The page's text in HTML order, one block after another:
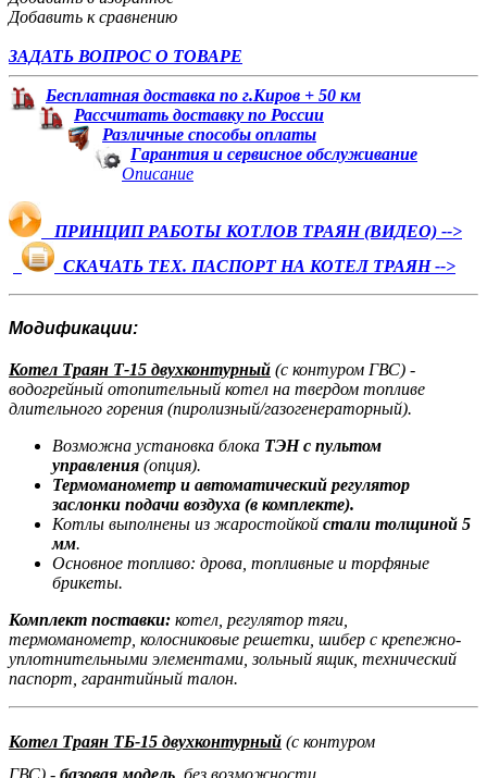
Добавить к сравнению
ЗАДАТЬ ВОПРОС О ТОВАРЕ
Бесплатная доставка по г.Киров + 50 км
Рассчитать доставку по России
Различные способы оплаты
Гарантия и сервисное обслуживание
Описание
ПРИНЦИП РАБОТЫ КОТЛОВ ТРАЯН (ВИДЕО) -->
СКАЧАТЬ ТЕХ. ПАСПОРТ НА КОТЕЛ ТРАЯН -->
Модификации:
Котел Траян Т-15 двухконтурный (с контуром ГВС) -
водогрейный отопительный котел на твердом топливе
длительного горения (пиролизный/газогенераторный).
Возможна установка блока ТЭН с пультом
управления (опция).
Термоманометр и автоматический регулятор
заслонки подачи воздуха (в комплекте).
Котлы выполнены из жаростойкой стали толщиной 5
мм.
Основное топливо: дрова, топливные и торфяные
брикеты.
Комплект поставки: котел, регулятор тяги,
термоманометр, колосниковые решетки, шибер с крепежно-
уплотнительными элементами, зольный ящик, технический
паспорт, гарантийный талон.
Котел Траян ТБ-15 двухконтурный (с контуром